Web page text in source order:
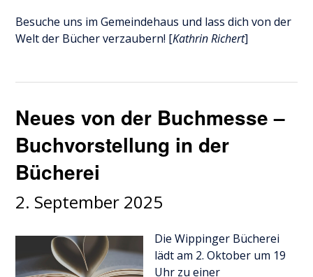
Besuche uns im Gemeindehaus und lass dich von der
Welt der Bücher verzaubern! [Kathrin Richert]
Neues von der Buchmesse –
Buchvorstellung in der
Bücherei
2. September 2025
Die Wippinger Bücherei
lädt am 2. Oktober um 19
Uhr zu einer